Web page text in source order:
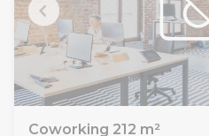
Coworking 212 m²